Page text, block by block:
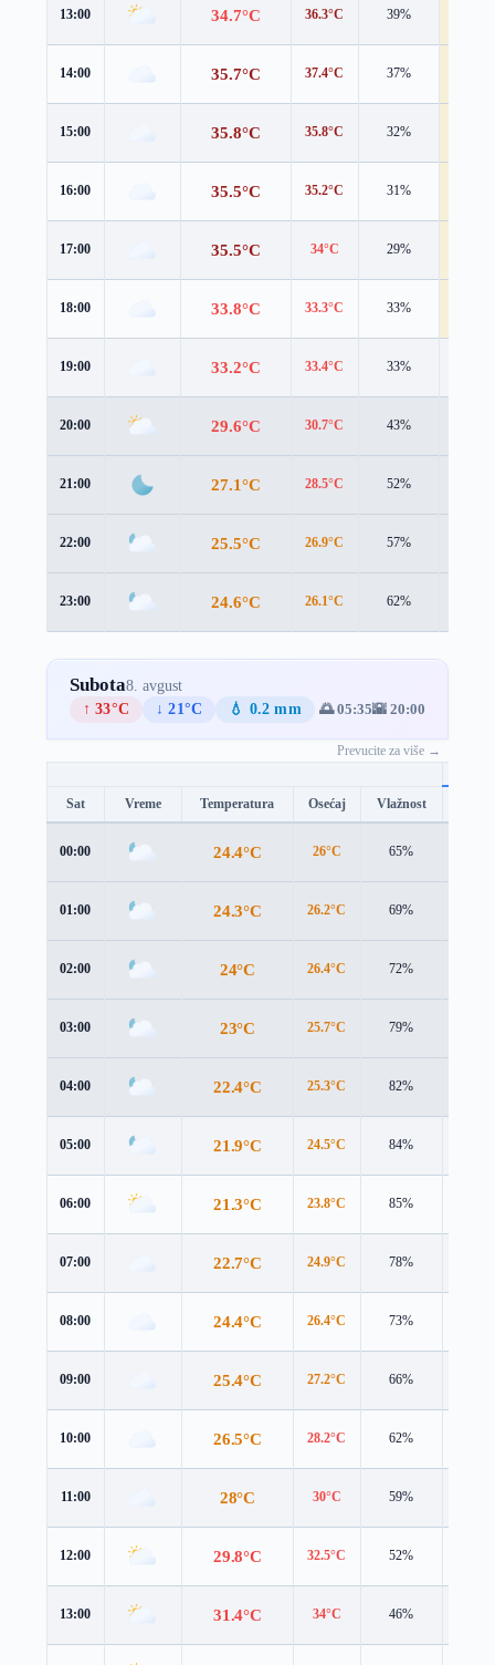
13:00 34.7°C 36.3°C 39%
14:00 35.7°C 37.4°C 37%
15:00 35.8°C 35.8°C 32%
16:00 35.5°C 35.2°C 31%
17:00 35.5°C 34°C 29%
18:00 33.8°C 33.3°C 33%
19:00 33.2°C 33.4°C 33%
20:00 29.6°C 30.7°C 43%
21:00 27.1°C 28.5°C 52%
22:00 25.5°C 26.9°C 57%
23:00 24.6°C 26.1°C 62%
Subota8. avgust
↑ 33°C
↓ 21°C 💧 0.2 mm 🌅 05:35🌇 20:00
Prevucite za više →
Sat Vreme Temperatura Osećaj Vlažnost
00:00 24.4°C 26°C 65%
01:00 24.3°C 26.2°C 69%
02:00 24°C 26.4°C 72%
03:00 23°C 25.7°C 79%
04:00 22.4°C 25.3°C 82%
05:00 21.9°C 24.5°C 84%
06:00 21.3°C 23.8°C 85%
07:00 22.7°C 24.9°C 78%
08:00 24.4°C 26.4°C 73%
09:00 25.4°C 27.2°C 66%
10:00 26.5°C 28.2°C 62%
11:00 28°C 30°C 59%
12:00 29.8°C 32.5°C 52%
13:00 31.4°C 34°C 46%